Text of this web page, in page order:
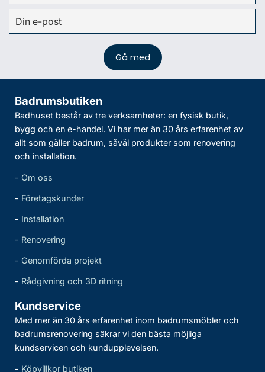
Badrumsbutiken
Badhuset består av tre verksamheter: en fysisk butik,
bygg och en e-handel. Vi har mer än 30 års erfarenhet av
allt som gäller badrum, såväl produkter som renovering
och installation.
- Om oss
- Företagskunder
- Installation
- Renovering
- Genomförda projekt
- Rådgivning och 3D ritning
Kundservice
Med mer än 30 års erfarenhet inom badrumsmöbler och
badrumsrenovering säkrar vi den bästa möjliga
kundservicen och kundupplevelsen.
- Köpvillkor butiken